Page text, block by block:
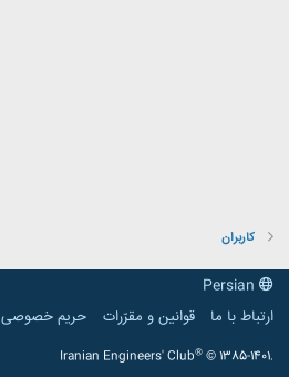
کاربران
ارتباط با ما
قوانین و مقرّرات حریم خصوصی
Iranian Engineers' Club® © 1385-1401.